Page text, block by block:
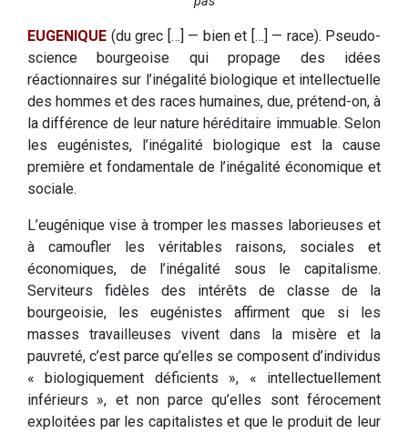
EUGENIQUE (du grec […] — bien et […] — race). Pseudo-
science bourgeoise qui propage des idées
réactionnaires sur l’inégalité biologique et intellectuelle
des hommes et des races humaines, due, prétend-on, à
la différence de leur nature héréditaire immuable. Selon
les eugénistes, l’inégalité biologique est la cause
première et fondamentale de l’inégalité économique et
sociale.
L’eugénique vise à tromper les masses laborieuses et
à camoufler les véritables raisons, sociales et
économiques, de l’inégalité sous le capitalisme.
Serviteurs fidèles des intérêts de classe de la
bourgeoisie, les eugénistes affirment que si les
masses travailleuses vivent dans la misère et la
pauvreté, c’est parce qu’elles se composent d’individus
« biologiquement déficients », « intellectuellement
inférieurs », et non parce qu’elles sont férocement
exploitées par les capitalistes et que le produit de leur